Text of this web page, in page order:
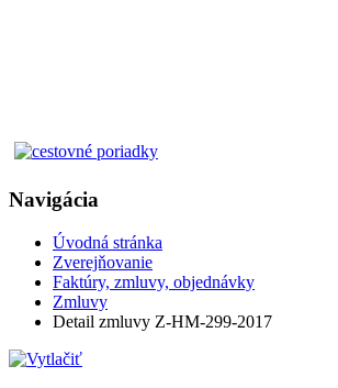
Navigácia
Úvodná stránka
Zverejňovanie
Faktúry, zmluvy, objednávky
Zmluvy
Detail zmluvy Z-HM-299-2017